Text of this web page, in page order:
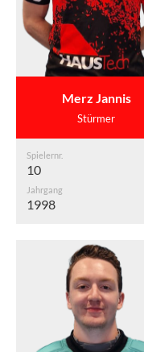
Merz Jannis
Stürmer
Spielernr.
10
Jahrgang
1998